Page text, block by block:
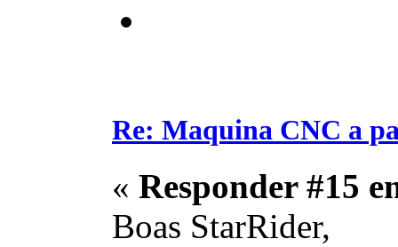
Re: Maquina CNC a
« Responder #15
Boas StarRider,